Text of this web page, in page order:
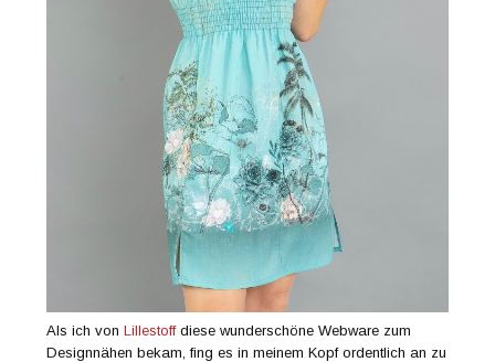
Als ich vonLillestoffdiese wunderschöne Webware zum
Designnähen bekam, fing es in meinem Kopf ordentlich an zu